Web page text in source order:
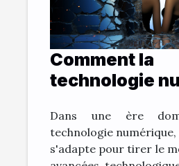
Comment la
technologie
droit du
Dans une ère
technologie
s'adapte pour tirer le